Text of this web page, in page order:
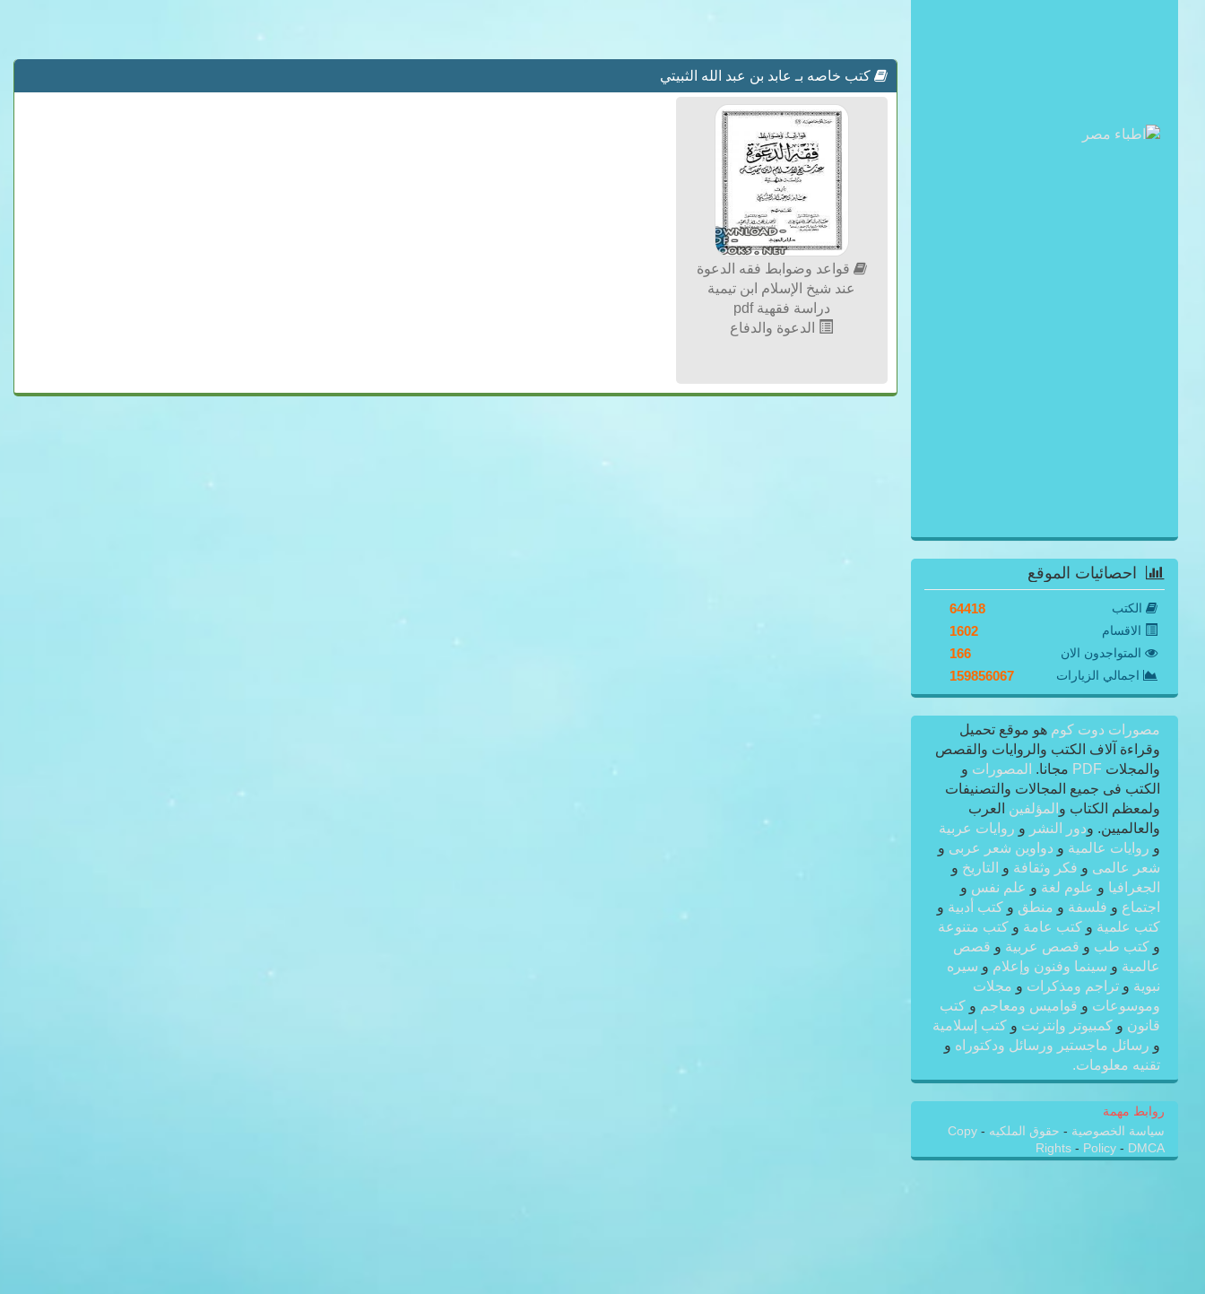
كتب خاصه بـ عابد بن عبد الله الثبيتي
قواعد وضوابط فقه الدعوة
عند شيخ الإسلام ابن تيمية
دراسة فقهية pdf
الدعوة والدفاع
احصائيات الموقع
الكتب 64418
الاقسام 1602
المتواجدون الان 166
اجمالي الزيارات 159856067
مصورات دوت كوم هو موقع تحميل
وقراءة آلاف الكتب والروايات والقصص
والمجلات PDF مجانا. المصورات و
الكتب فى جميع المجالات والتصنيفات
ولمعظم الكتاب و المؤلفين العرب
والعالميين. ودور النشر و روايات عربية
و روايات عالمية و دواوين شعر عربى و
شعر عالمى و فكر وثقافة و التاريخ و
الجغرافيا و علوم لغة و علم نفس و
اجتماع و فلسفة و منطق و كتب أدبية و
كتب علمية و كتب عامة و كتب متنوعة
و كتب طب و قصص عربية و قصص
عالمية و سينما وفنون وإعلام و سيره
نبوية و تراجم ومذكرات و مجلات
وموسوعات و قواميس ومعاجم و كتب
قانون و كمبيوتر وإنترنت و كتب إسلامية
و رسائل ماجستير ورسائل ودكتوراه و
تقنيه معلومات.
روابط مهمة
سياسة الخصوصية - حقوق الملكيه -
Copy
Rights - Policy - DMCA